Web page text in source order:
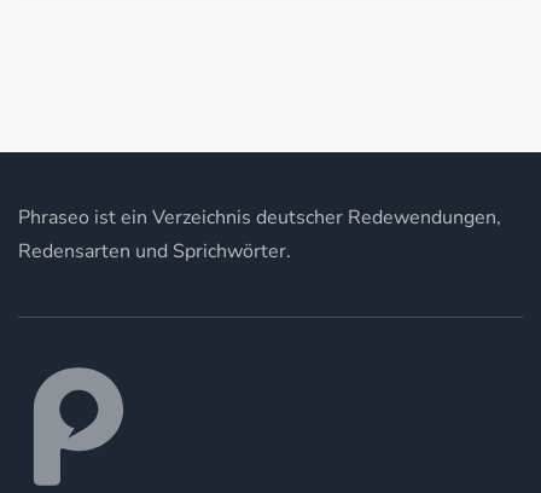
Phraseo ist ein Verzeichnis deutscher Redewendungen,
Redensarten und Sprichwörter.